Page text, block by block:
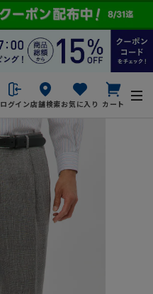
ログイン店舗検索お気に入り カート